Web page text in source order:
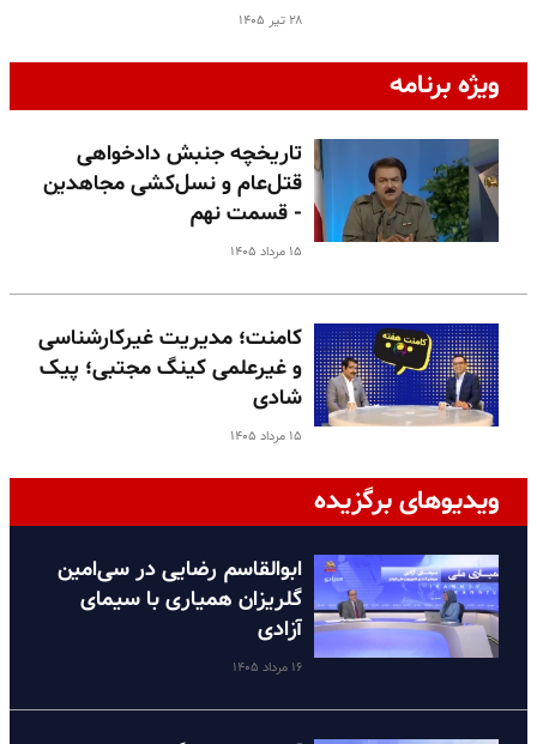
۲۸ تیر ۱۴۰۵
ویژه برنامه
تاریخچه جنبش دادخواهی
قتل‌عام و نسل‌کشی مجاهدین
- قسمت نهم
۱۵ مرداد ۱۴۰۵
کامنت؛ مدیریت غیرکارشناسی
و غیرعلمی کینگ مجتبی؛ پیک
شادی
۱۵ مرداد ۱۴۰۵
ویدیوهای برگزیده
ابوالقاسم رضایی در سی‌امین
گلریزان همیاری با سیمای
آزادی
۱۶ مرداد ۱۴۰۵